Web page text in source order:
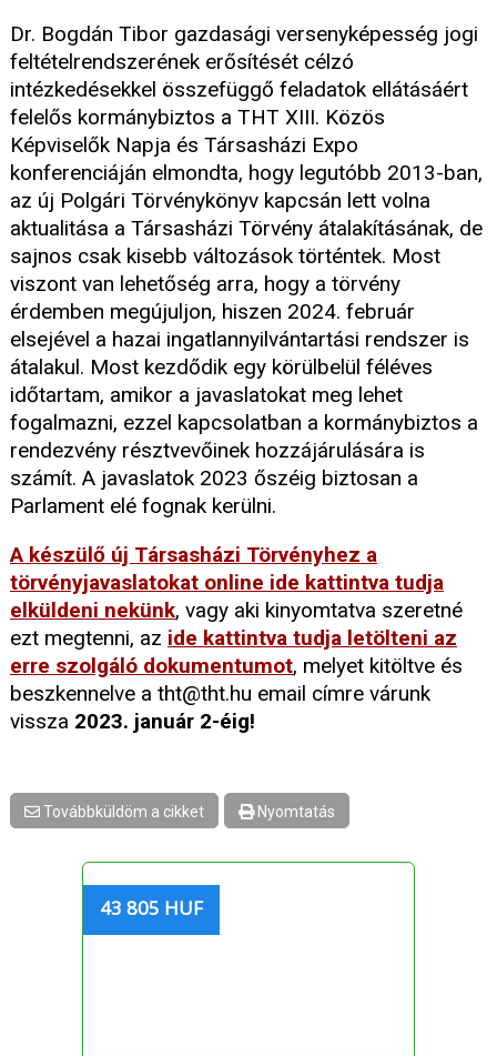
Dr. Bogdán Tibor gazdasági versenyképesség jogi
feltételrendszerének erősítését célzó
intézkedésekkel összefüggő feladatok ellátásáért
felelős kormánybiztos a THT XIII. Közös
Képviselők Napja és Társasházi Expo
konferenciáján elmondta, hogy legutóbb 2013-ban,
az új Polgári Törvénykönyv kapcsán lett volna
aktualitása a Társasházi Törvény átalakításának, de
sajnos csak kisebb változások történtek. Most
viszont van lehetőség arra, hogy a törvény
érdemben megújuljon, hiszen 2024. február
elsejével a hazai ingatlannyilvántartási rendszer is
átalakul. Most kezdődik egy körülbelül féléves
időtartam, amikor a javaslatokat meg lehet
fogalmazni, ezzel kapcsolatban a kormánybiztos a
rendezvény résztvevőinek hozzájárulására is
számít. A javaslatok 2023 őszéig biztosan a
Parlament elé fognak kerülni.
A készülő új Társasházi Törvényhez a
törvényjavaslatokat online ide kattintva tudja
elküldeni nekünk, vagy aki kinyomtatva szeretné
ezt megtenni, az ide kattintva tudja letölteni az
erre szolgáló dokumentumot, melyet kitöltve és
beszkennelve a tht@tht.hu email címre várunk
vissza 2023. január 2-éig!
Továbbküldöm a cikket Nyomtatás
43 805 HUF